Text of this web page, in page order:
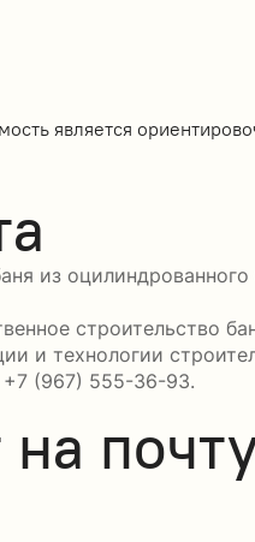
является
из
строительство
и технологии
+7 (967) 555-36-93.